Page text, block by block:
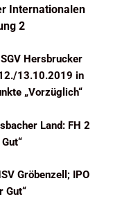
Internationalen
2
Hersbrucker
13.10.2019 in
„Vorzüglich“
Land: FH 2
Gröbenzell; IPO
Gut“